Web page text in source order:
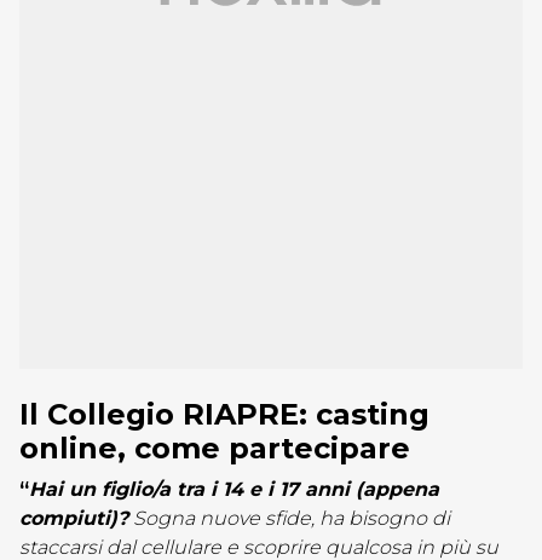
Il Collegio RIAPRE: casting
online, come partecipare
“Hai un figlio/a tra i 14 e i 17 anni (appena
compiuti)?Sogna nuove sfide, ha bisogno di
staccarsi dal cellulare e scoprire qualcosa in più su